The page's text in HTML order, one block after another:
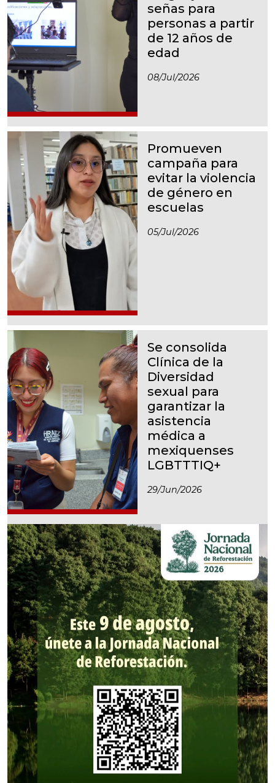
señas para
personas a partir
de 12 años de
edad
08/jul/2026
Promueven
campaña para
evitar la violencia
de género en
escuelas
05/jul/2026
Se consolida
Clínica de la
Diversidad
sexual para
garantizar la
asistencia
médica a
mexiquenses
LGBTTTIQ+
29/jun/2026